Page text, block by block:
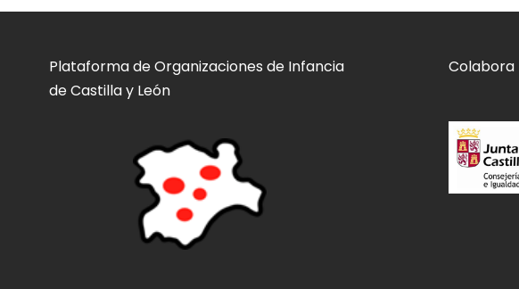
Plataforma de Organizaciones de Infancia
de Castilla y León
Colabora